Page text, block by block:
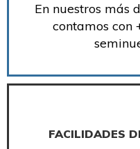
En nuestros más
contamos con
FACILIDADES